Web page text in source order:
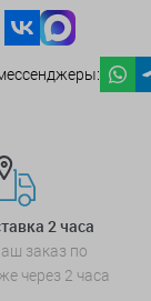
2 часа
заказ по
через 2 часа